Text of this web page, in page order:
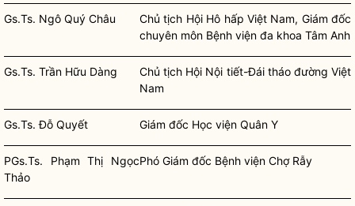
Gs.Ts. Ngô Quý Châu
Chủ tịch Hội Hô hấp Việt Nam, Giám đốc
chuyên môn Bệnh viện đa khoa Tâm Anh
Gs.Ts. Trần Hữu Dàng
Chủ tịch Hội Nội tiết-Đái tháo đường Việt
Nam
Gs.Ts. Đỗ Quyết Giám đốc Học viện Quân Y
PGs.Ts. Phạm Thị Ngọc
Thảo
Phó Giám đốc Bệnh viện Chợ Rẫy